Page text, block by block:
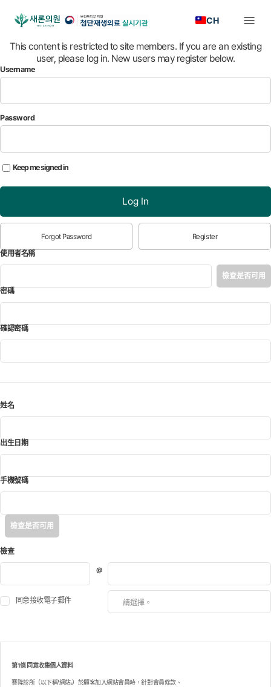
CH
This content is restricted to site members. If you are an existing
user, please log in. New users may register below.
Username
Password
Keep me signed in
Log In
Forgot Password
Register
使用者名稱*
檢查是否可用
密碼*
確認密碼*
姓名*
出生日期
手機號碼*
檢查是否可用
값받기
*
檢查
同意接收電子郵件
第1條 同意收集個人資料
賽隆診所（以下稱「網站」）於顧客加入網站會員時，針對會員條款、